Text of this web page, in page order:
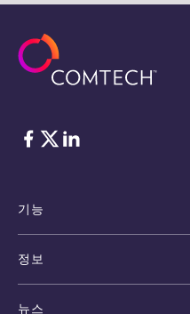
Facebook
Twitter
LinkedIn
기능
정보
뉴스